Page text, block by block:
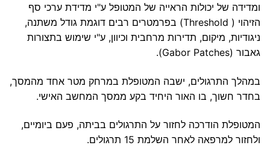
ומדידה של יכולות הראייה של המטופל ע"י מדידת ערכי סף
הזיהוי ( Threshold) בפרמטרים רבים דוגמת גודל משתנה,
ניגודיות, מיקום, תדירות מרחבית וכיוון, ע"י שימוש בתצורות
גאבור (Gabor Patches).
במהלך התרגולים, ישבה המטופלת במרחק מטר אחד מהמסך,
בחדר חשוך, בו האור היחיד בקע ממסך המחשב האישי.
המטופלת הודרכה לחזור על התרגולים בביתה, פעם ביומיים,
ולחזור למרפאה לאחר השלמת 15 תרגולים.